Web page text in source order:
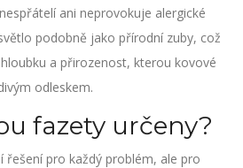
ani neprovokuje alergické
podobně jako přírodní zuby, což
a přirozenost, kterou kovové
odleskem.
fazety určeny?
řešení pro každý problém, ale pro